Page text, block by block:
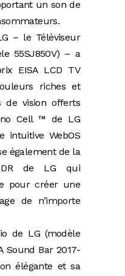
un son de
– le Téléviseur
55SJ850V) – a
EISA LCD TV
riches et
de vision offerts
Cell ™ de LG
intuitive WebOS
également de la
de LG qui
pour créer une
de n’importe
de LG (modèle
Sound Bar 2017-
élégante et sa